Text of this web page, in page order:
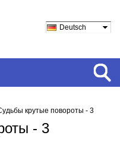
Deutsch
крутые повороты - 3
- 3